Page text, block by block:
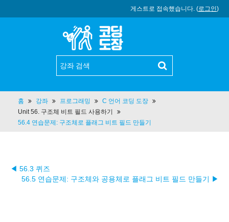
게스트로 접속했습니다. (로그인)
홈 강좌 프로그래밍
C 언어 코딩 도장
Unit 56. 구조체 비트 필드 사용하기
56.4 연습문제: 구조체로 플래그 비트 필드 만들기
◀ 56.3 퀴즈
56.5 연습문제: 구조체와 공용체로 플래그 비트 필드 만들기 ▶︎